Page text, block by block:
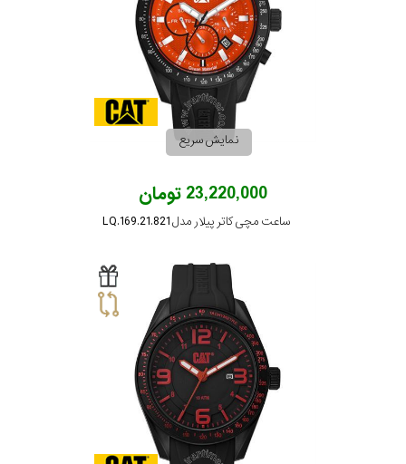
نمایش سریع
23,220,000 تومان
ساعت مچی کاتر پیلار مدل LQ.169.21.821